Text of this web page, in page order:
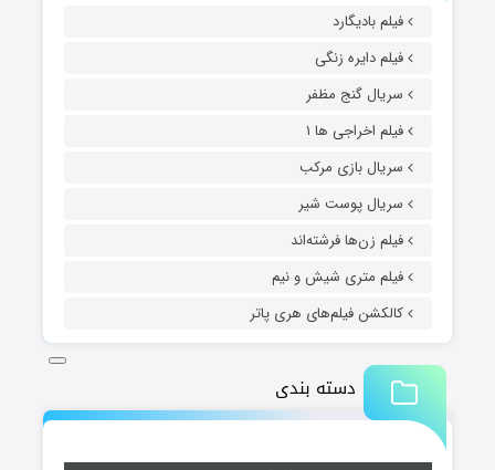
فیلم بادیگارد
فیلم دایره زنگی
سریال گنج مظفر
فیلم اخراجی ها ۱
سریال بازی مرکب
سریال پوست شیر
فیلم زن‌ها فرشته‌اند
فیلم متری شیش و نیم
کالکشن فیلم‌های هری پاتر
دسته بندی